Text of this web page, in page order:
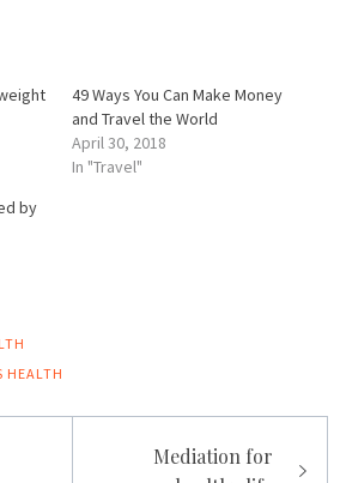
49 Ways You Can Make Money
and Travel the World
April 30, 2018
In "Travel"
by
HEALTH
Mediation for